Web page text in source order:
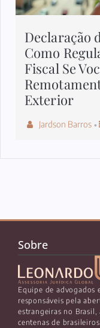
Declaração
Como
Fiscal Se
Exterior
Jardson Barros •
Sobre
Equipe de advogados
responsáveis pela
estrangeiras no
centenas de